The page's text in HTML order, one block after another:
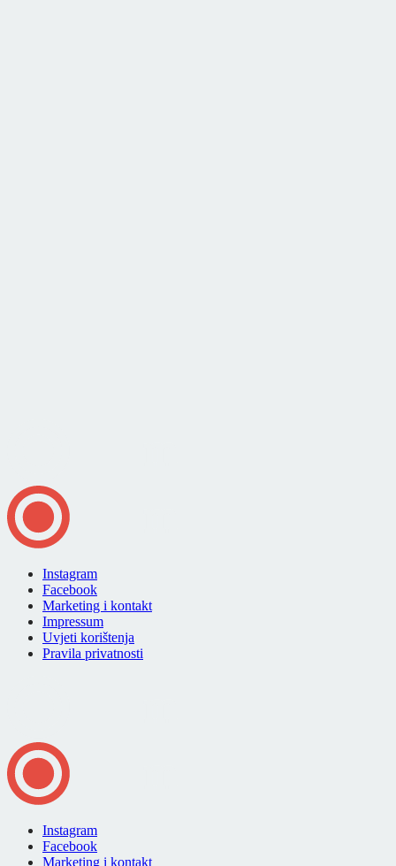
Instagram
Facebook
Marketing i kontakt
Impressum
Uvjeti korištenja
Pravila privatnosti
Instagram
Facebook
Marketing i kontakt